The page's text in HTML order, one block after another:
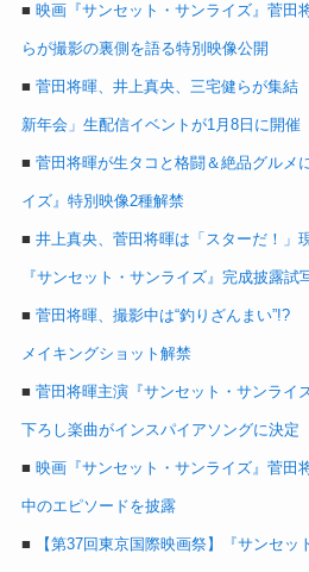
■ 映画『サンセット・サンライズ』菅田
らが撮影の裏側を語る特別映像公開
■ 菅田将暉、井上真央、三宅健らが集
新年会」生配信イベントが1月8日に開催
■ 菅田将暉が生タコと格闘＆絶品グルメ
イズ』特別映像2種解禁
■ 井上真央、菅田将暉は「スターだ！」
『サンセット・サンライズ』完成披露試
■ 菅田将暉、撮影中は“釣りざんまい”!?
メイキングショット解禁
■ 菅田将暉主演『サンセット・サンライ
下ろし楽曲がインスパイアソングに決
■ 映画『サンセット・サンライズ』菅田
中のエピソードを披露
■ 【第37回東京国際映画祭】『サンセッ